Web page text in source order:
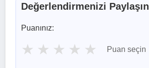
Değerlendirmenizi Paylaşın
Puanınız:
★ ★ ★ ★ ★ Puan seçin